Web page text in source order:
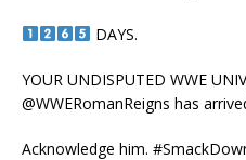
DAYS.
YOUR UNDISPUTED WWE
@WWERomanReigns has
Acknowledge him.